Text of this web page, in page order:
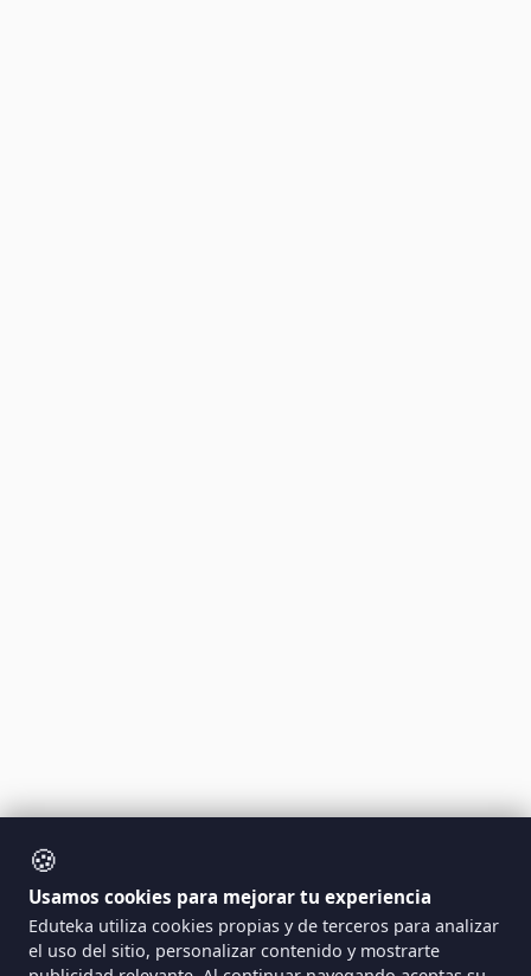
🍪
Usamos cookies para mejorar tu experiencia
Eduteka utiliza cookies propias y de terceros para analizar
el uso del sitio, personalizar contenido y mostrarte